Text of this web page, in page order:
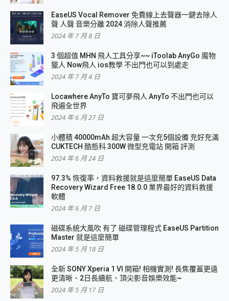
EaseUS Vocal Remover 免費線上去聲器一鍵去除人
聲 人聲 音樂分離 2024 消除人聲推薦
2024 年 7 月 8 日
3 個超值 MHN 飛人工具分享~~ iToolab AnyGo 魔物
獵人 Now飛人 ios教學 不出門也可以到處走
2024 年 7 月 4 日
Locawhere AnyTo 寶可夢飛人 AnyTo 不出門也可以
飛遍全世界
2024 年 6 月 27 日
小體積 40000mAh 超大容量 一次充5個設備 充好充滿
CUKTECH 酷態科 300W 微型充電站 開箱 評測
2024 年 6 月 24 日
97.3% 恢復率，資料救援就是這麼簡單 EaseUS Data
Recovery Wizard Free 18.0.0 業界最好的資料救援
軟體
2024 年 6 月 7 日
磁碟系統大風吹 有了 磁碟管理程式 EaseUS Partition
Master 就是這麼簡單
2024 年 5 月 18 日
全新 SONY Xperia 1 VI 開箱! 相機實測! 長焦覆蓋更遠
更清晰、2日長續航、頂尖影音娛樂效能~
2024 年 5 月 17 日